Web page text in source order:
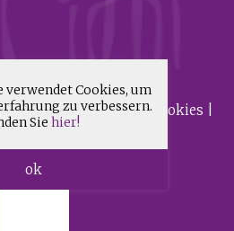
|Datenschutz & Cookies
|Sitemap
verwendet Cookies, um
zu verbessern.
Sie hier!
ok